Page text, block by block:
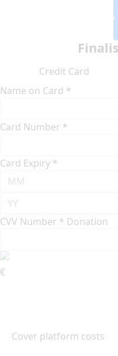
Credit Card
Name on Card *
Card Number *
Card Expiry *
CVV Number * Donation
€
Cover platform costs